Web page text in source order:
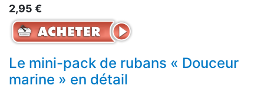
2,95 €
Le mini-pack de rubans « Douceur
marine » en détail